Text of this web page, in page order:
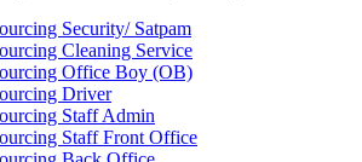
Security/ Satpam
Cleaning Service
Office Boy (OB)
Driver
Staff Admin
Staff Front Office